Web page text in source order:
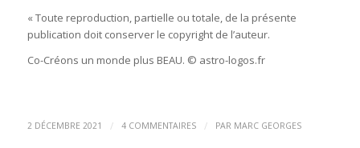
« Toute reproduction, partielle ou totale, de la présente
publication doit conserver le copyright de l’auteur.
Co-Créons un monde plus BEAU. © astro-logos.fr
2 DÉCEMBRE 2021 / 4 COMMENTAIRES / PAR MARC GEORGES